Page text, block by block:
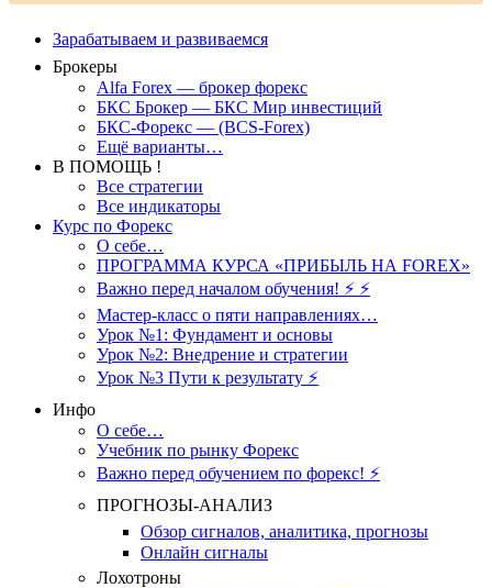
Зарабатываем и развиваемся
Брокеры
Alfa Forex — брокер форекс
БКС Брокер — БКС Мир инвестиций
БКС-Форекс — (BCS-Forex)
Ещё варианты…
В ПОМОЩЬ !
Все стратегии
Все индикаторы
Курс по Форекс
О себе…
ПРОГРАММА КУРСА «ПРИБЫЛЬ НА FOREX»
Важно перед началом обучения! ⚡ ⚡
Мастер-класс о пяти направлениях…
Урок №1: Фундамент и основы
Урок №2: Внедрение и стратегии
Урок №3 Пути к результату ⚡️
Инфо
О себе…
Учебник по рынку Форекс
Важно перед обучением по форекс! ⚡
ПРОГНОЗЫ-АНАЛИЗ
Обзор сигналов, аналитика, прогнозы
Онлайн сигналы
Лохотроны